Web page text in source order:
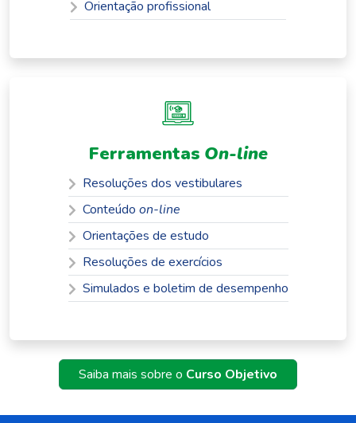
Orientação profissional
Ferramentas On-line
Resoluções dos vestibulares
Conteúdo on-line
Orientações de estudo
Resoluções de exercícios
Simulados e boletim de desempenho
Saiba mais sobre o Curso Objetivo